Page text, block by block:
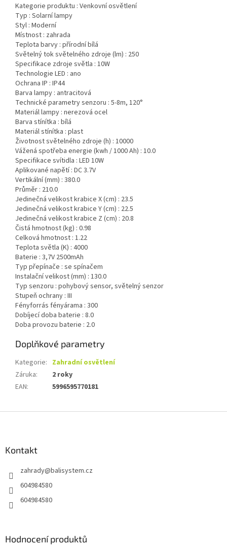
Kategorie produktu : Venkovní osvětlení
Typ : Solarní lampy
Styl : Moderní
Místnost : zahrada
Teplota barvy : přírodní bílá
Světelný tok světelného zdroje (lm) : 250
Specifikace zdroje světla : 10W
Technologie LED : ano
Ochrana IP : IP44
Barva lampy : antracitová
Technické parametry senzoru : 5-8m, 120°
Materiál lampy : nerezová ocel
Barva stínítka : bílá
Materiál stínítka : plast
Životnost světelného zdroje (h) : 10000
Vážená spotřeba energie (kwh / 1000 Ah) : 10.0
Specifikace svítidla : LED 10W
Aplikované napětí : DC 3.7V
Vertikální (mm) : 380.0
Průměr : 210.0
Jedinečná velikost krabice X (cm) : 23.5
Jedinečná velikost krabice Y (cm) : 22.5
Jedinečná velikost krabice Z (cm) : 20.8
Čistá hmotnost (kg) : 0.98
Celková hmotnost : 1.22
Teplota světla (K) : 4000
Baterie : 3,7V 2500mAh
Typ přepínače : se spínačem
Instalační velikost (mm) : 130.0
Typ senzoru : pohybový sensor, světelný senzor
Stupeň ochrany : III
Fényforrás fényárama : 300
Dobíjecí doba baterie : 8.0
Doba provozu baterie : 2.0
Doplňkové parametry
Kategorie: Zahradní osvětlení
Záruka:
2 roky
EAN: 5996595770181
Kontakt
zahrady@balisystem.cz
604984580
604984580
Hodnocení produktů